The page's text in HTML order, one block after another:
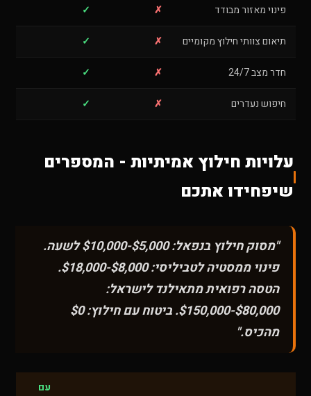
פינוי מאזור מבודד ✗
✓
תיאום צוותי חילוץ מקומיים ✗
✓
חדר מצב 24/7 ✗
✓
חיפוש נעדרים ✗
✓
עלויות חילוץ אמיתיות - המספרים
שיפחידו אתכם
"מסוק חילוץ בנפאל: $5,000-$10,000 לשעה.
פינוי ממסטיה לטביליסי: $8,000-$18,000.
הטסה רפואית מתאילנד לישראל:
$80,000-$150,000. ביטוח עם חילוץ: $0
מהכיס."
עם